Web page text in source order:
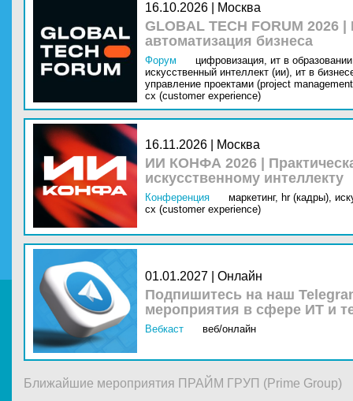
16.10.2026 | Москва
GLOBAL TECH FORUM
автоматизация бизнеса
Форум цифровизация, ит в
искусственный интеллект (ии), ит в
управление проектами (project
cx (customer experience)
16.11.2026 | Москва
ИИ КОНФА 2026 |
искусственному интеллекту
Конференция маркетинг, hr (кадры),
cx (customer experience)
01.01.2027 | Онлайн
Подпишитесь на наш
мероприятия в сфере ИТ и
Вебкаст веб/онлайн
Ближайшие мероприятия ПРАЙМ ГРУП (Prime Group)